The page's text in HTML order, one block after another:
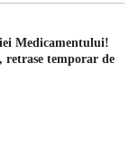
Medicamentului!
retrase temporar de